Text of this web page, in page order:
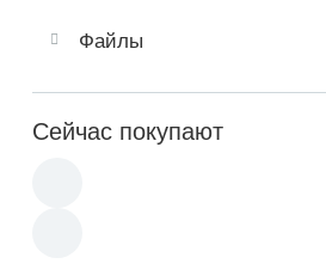
Файлы
Сейчас покупают